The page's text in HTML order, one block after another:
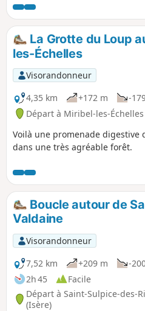
Crusille. La portion de chemin
belvédère du Grand Bec est un
compliquée; elle peut être
rejoignant le Col du Banchet,
le Banchet par la route.
La Grotte du Loup
les-Échelles
Visorandonneur
4,35 km
+172 m -
Départ à Miribel-les-
Voilà une promenade
dans une très agréable forêt.
Boucle autour de
Valdaine
Visorandonneur
7,52 km
+209 m
-
2h 45
Facile
Départ à Saint-Sulpice-des-
(Isère)